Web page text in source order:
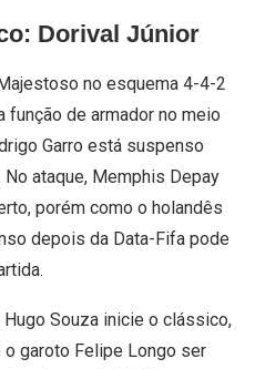
Dorival Júnior
no esquema 4-4-2
função de armador no meio
Garro está suspenso
ataque, Memphis Depay
porém como o holandês
depois da Data-Fifa pode
Souza inicie o clássico,
garoto Felipe Longo ser